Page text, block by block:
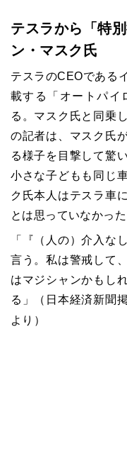
テスラから「特
ン・マスク氏
テスラのCEOである
載する「オートパイ
る。マスク氏と同乗
の記者は、マスク氏
る様子を目撃して驚
小さな子どもも同じ
ク氏本人はテスラ車
とは思っていなかった
「『（人の）介入な
言う。私は警戒して
はマジシャンかもし
る」（日本経済新聞
より）